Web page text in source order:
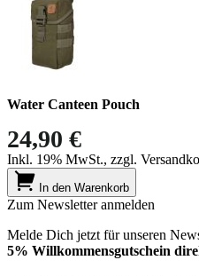
Water Canteen Pouch
24,90 €
Inkl. 19% MwSt., zzgl.
In den Warenkorb
Zum Newsletter anmelden
Melde Dich jetzt für unseren
5% Willkommensgutschein